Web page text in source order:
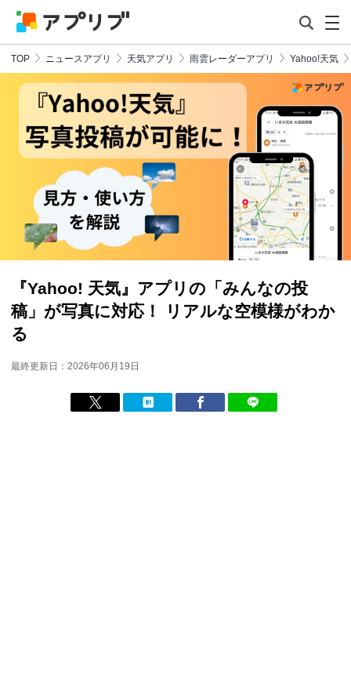
TOP ニュースアプリ 天気アプリ 雨雲レーダーアプリ Yahoo!天気
『Yahoo! 天気』アプリの「みんなの投
稿」が写真に対応！ リアルな空模様がわか
る
最終更新日：2026年06月19日